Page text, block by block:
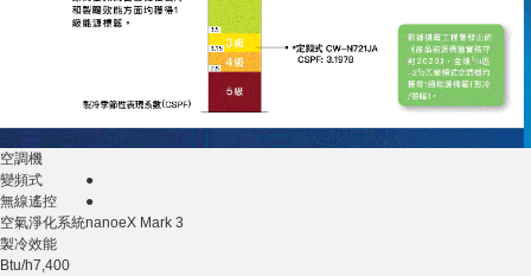
空調機
變頻式
●
無線遙控
●
空氣淨化系統nanoeX Mark 3
製冷效能
Btu/h7,400